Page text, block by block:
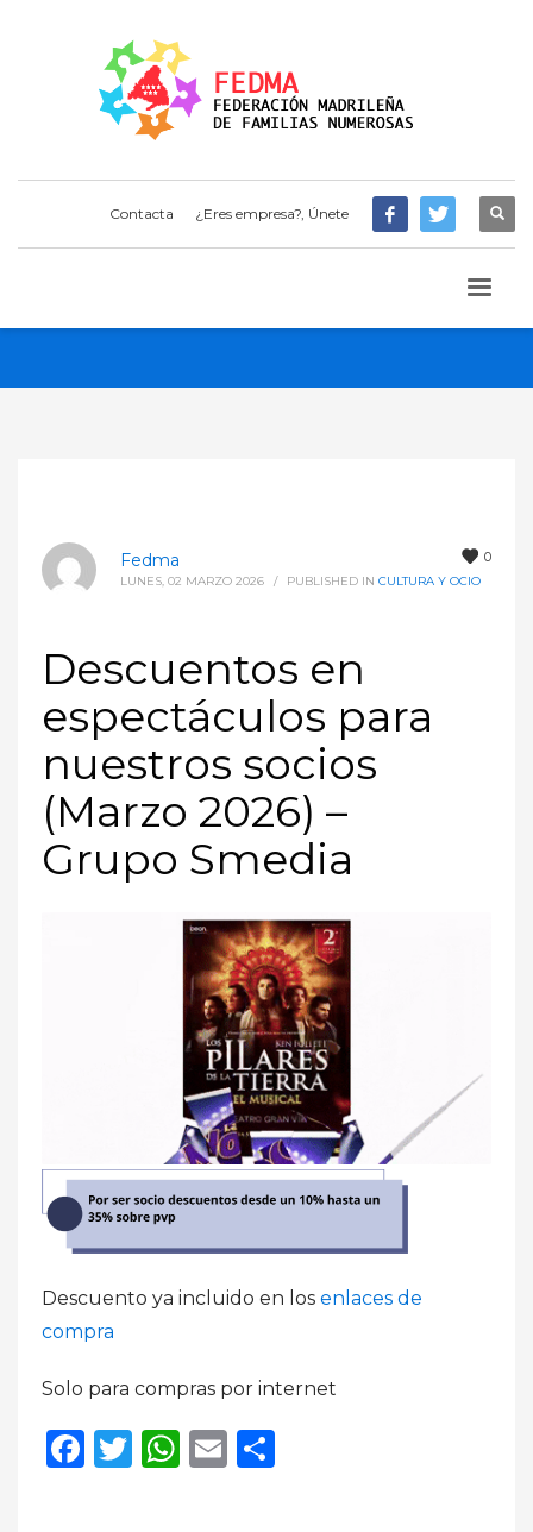
Contacta ¿Eres empresa?, Únete
0
Fedma
LUNES, 02 MARZO 2026 / PUBLISHED IN CULTURA Y OCIO
Descuentos en
espectáculos para
nuestros socios
(Marzo 2026) –
Grupo Smedia
Descuento ya incluido en los enlaces de
compra
Solo para compras por internet
Facebook
Twitter
WhatsApp
Email